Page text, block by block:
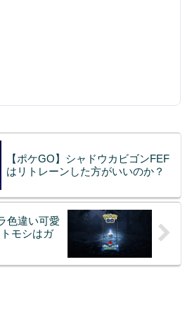
【ポケGO】シャドウカビゴンFEF
はリトレーンした方がいいのか？
色違い可愛
モシはガ